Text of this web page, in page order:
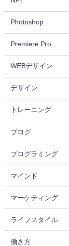
Photoshop
Premiere Pro
WEBデザイン
デザイン
トレーニング
ブログ
プログラミング
マインド
マーケティング
ライフスタイル
働き方